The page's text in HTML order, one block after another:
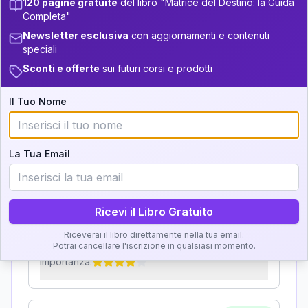
14-16 +5 13
16-17.5 +6 10
18.5-19 +
Zone della Matrice:
Analisi, Significato e
Interpretazione
Clicca su ogni zona per leggere la definizione e
Zona del Ritratto
Importanza:
Karma Genitore-Figlio
Importanza:
120 pagine gratuite del libro "Matrice del Destino: la Guida
Completa"
Newsletter esclusiva con aggiornamenti e contenuti
speciali
Sconti e offerte sui futuri corsi e prodotti
Il Tuo Nome
La Tua Email
Ricevi il Libro Gratuito
Riceverai il libro direttamente nella tua email.
Potrai cancellare l'iscrizione in qualsiasi momento.